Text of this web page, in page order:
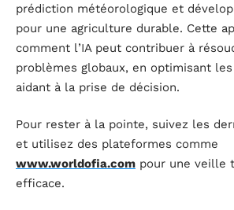
prédiction météorologique et
pour une agriculture durable. Cette
comment l’IA peut contribuer à
problèmes globaux, en optimisant
aidant à la prise de décision.
Pour rester à la pointe, suivez les
et utilisez des plateformes comme
www.worldofia.com pour une veille
efficace.